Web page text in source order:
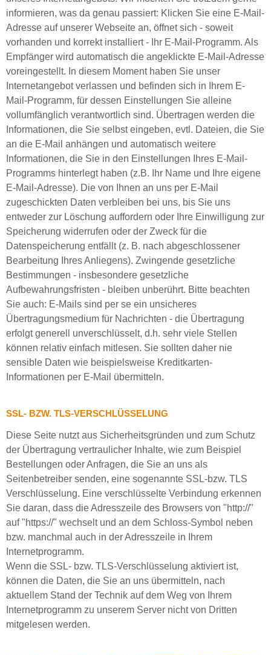
informieren, was da genau passiert: Klicken Sie eine E-Mail-
Adresse auf unserer Webseite an, öffnet sich - soweit
vorhanden und korrekt installiert - Ihr E-Mail-Programm. Als
Empfänger wird automatisch die angeklickte E-Mail-Adresse
voreingestellt. In diesem Moment haben Sie unser
Internetangebot verlassen und befinden sich in Ihrem E-
Mail-Programm, für dessen Einstellungen Sie alleine
vollumfänglich verantwortlich sind. Übertragen werden die
Informationen, die Sie selbst eingeben, evtl. Dateien, die Sie
an die E-Mail anhängen und automatisch weitere
Informationen, die Sie in den Einstellungen Ihres E-Mail-
Programms hinterlegt haben (z.B. Ihr Name und Ihre eigene
E-Mail-Adresse). Die von Ihnen an uns per E-Mail
zugeschickten Daten verbleiben bei uns, bis Sie uns
entweder zur Löschung auffordern oder Ihre Einwilligung zur
Speicherung widerrufen oder der Zweck für die
Datenspeicherung entfällt (z. B. nach abgeschlossener
Bearbeitung Ihres Anliegens). Zwingende gesetzliche
Bestimmungen - insbesondere gesetzliche
Aufbewahrungsfristen - bleiben unberührt. Bitte beachten
Sie auch: E-Mails sind per se ein unsicheres
Übertragungsmedium für Nachrichten - die Übertragung
erfolgt generell unverschlüsselt, d.h. sehr viele Stellen
können relativ einfach mitlesen. Sie sollten daher nie
sensible Daten wie beispielsweise Kreditkarten-
Informationen per E-Mail übermitteln.
SSL- BZW. TLS-VERSCHLÜSSELUNG
Diese Seite nutzt aus Sicherheitsgründen und zum Schutz
der Übertragung vertraulicher Inhalte, wie zum Beispiel
Bestellungen oder Anfragen, die Sie an uns als
Seitenbetreiber senden, eine sogenannte SSL-bzw. TLS
Verschlüsselung. Eine verschlüsselte Verbindung erkennen
Sie daran, dass die Adresszeile des Browsers von "http://"
auf "https://" wechselt und an dem Schloss-Symbol neben
bzw. manchmal auch in der Adresszeile in Ihrem
Internetprogramm.
Wenn die SSL- bzw. TLS-Verschlüsselung aktiviert ist,
können die Daten, die Sie an uns übermitteln, nach
aktuellem Stand der Technik auf dem Weg von Ihrem
Internetprogramm zu unserem Server nicht von Dritten
mitgelesen werden.